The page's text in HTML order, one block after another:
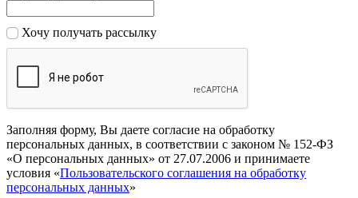
Хочу получать рассылку
Заполняя форму, Вы даете согласие на обработку
персональных данных, в соответствии с законом № 152-ФЗ
«О персональных данных» от 27.07.2006 и принимаете
условия «Пользовательского соглашения на обработку
персональных данных»